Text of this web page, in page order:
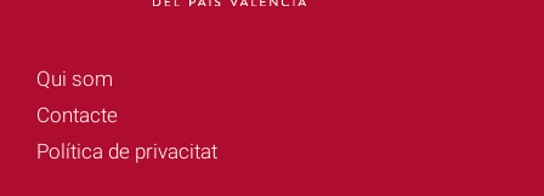
Qui som
Contacte
Política de privacitat